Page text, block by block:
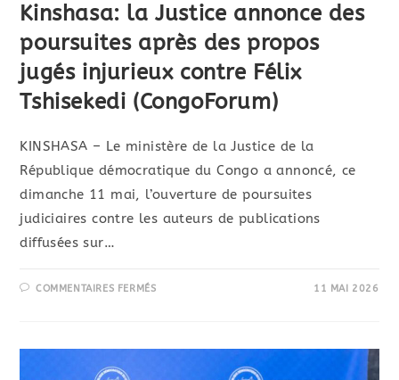
Kinshasa: la Justice annonce des
poursuites après des propos
jugés injurieux contre Félix
Tshisekedi (CongoForum)
KINSHASA – Le ministère de la Justice de la
République démocratique du Congo a annoncé, ce
dimanche 11 mai, l’ouverture de poursuites
judiciaires contre les auteurs de publications
diffusées sur…
COMMENTAIRES FERMÉS 11 MAI 2026